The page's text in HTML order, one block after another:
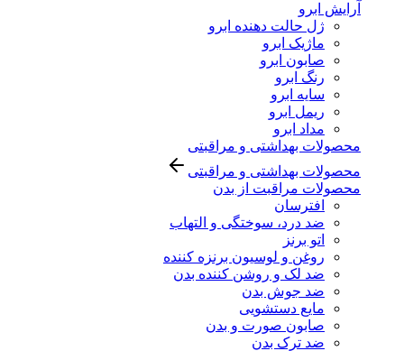
آرایش ابرو
ژل حالت دهنده ابرو
ماژیک ابرو
صابون ابرو
رنگ ابرو
سایه ابرو
ریمل ابرو
مداد ابرو
محصولات بهداشتی و مراقبتی
محصولات بهداشتی و مراقبتی
محصولات مراقبت از بدن
افترسان
ضد درد، سوختگی و التهاب
اتو برنز
روغن و لوسیون برنزه کننده
ضد لک و روشن کننده بدن
ضد جوش بدن
مایع دستشویی
صابون صورت و بدن
ضد ترک بدن